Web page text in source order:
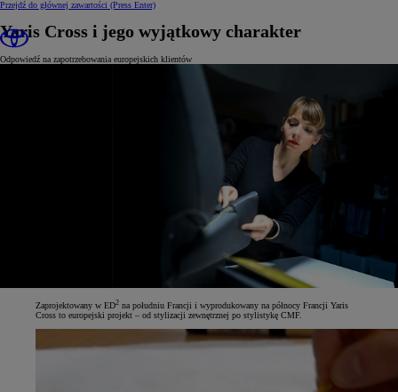
Przejdź do głównej zawartości (Press Enter)
Yaris Cross i jego wyjątkowy charakter
Odpowiedź na zapotrzebowania europejskich klientów
Zaprojektowany w ED2 na południu Francji i wyprodukowany na północy Francji Yaris
Cross to europejski projekt – od stylizacji zewnętrznej po stylistykę CMF.